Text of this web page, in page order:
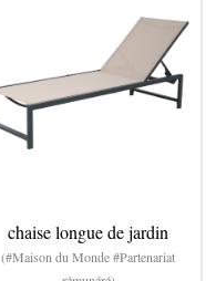
chaise longue de jardin
(#Maison du Monde #Partenariat